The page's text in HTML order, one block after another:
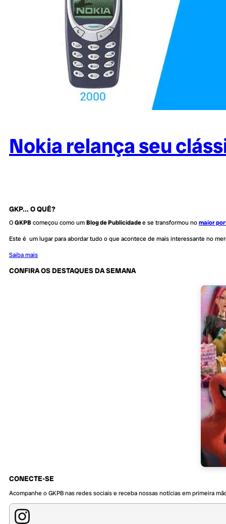
Nokia relança seu
GKP... O QUÊ?
OGKPBcomeçou como umBlog de Publicidadee se transformou nomaior
Este é um lugar para abordar tudo o que acontece de mais interessante no
Saiba mais
CONFIRA OS DESTAQUES DA SEMANA
CONECTE-SE
Acompanhe o GKPB nas redes sociais e receba nossas notícias em primeira